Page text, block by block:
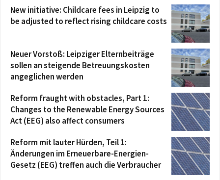
New initiative: Childcare fees in Leipzig to
be adjusted to reflect rising childcare costs
Neuer Vorstoß: Leipziger Elternbeiträge
sollen an steigende Betreuungskosten
angeglichen werden
Reform fraught with obstacles, Part 1:
Changes to the Renewable Energy Sources
Act (EEG) also affect consumers
Reform mit lauter Hürden, Teil 1:
Änderungen im Erneuerbare-Energien-
Gesetz (EEG) treffen auch die Verbraucher